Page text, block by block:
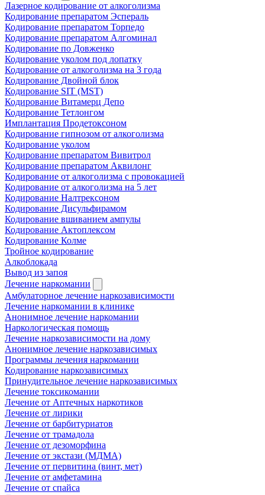
Лазерное кодирование от алкоголизма
Кодирование препаратом Эспераль
Кодирование препаратом Торпедо
Кодирование препаратом Алгоминал
Кодирование по Довженко
Кодирование уколом под лопатку
Кодирование от алкоголизма на 3 года
Кодирование Двойной блок
Кодирование SIT (MST)
Кодирование Витамерц Депо
Кодирование Тетлонгом
Имплантация Продетоксоном
Кодирование гипнозом от алкоголизма
Кодирование уколом
Кодирование препаратом Вивитрол
Кодирование препаратом Аквилонг
Кодирование от алкоголизма с провокацией
Кодирование от алкоголизма на 5 лет
Кодирование Налтрексоном
Кодирование Дисульфирамом
Кодирование вшиванием ампулы
Кодирование Актоплексом
Кодирование Колме
Тройное кодирование
Алкоблокада
Вывод из запоя
Лечение наркомании
Амбулаторное лечение наркозависимости
Лечение наркомании в клинике
Анонимное лечение наркомании
Наркологическая помощь
Лечение наркозависимости на дому
Анонимное лечение наркозависимых
Программы лечения наркомании
Кодирование наркозависимых
Принудительное лечение наркозависимых
Лечение токсикомании
Лечение от Аптечных наркотиков
Лечение от лирики
Лечение от барбитуриатов
Лечение от трамадола
Лечение от дезоморфина
Лечение от экстази (МДМА)
Лечение от первитина (винт, мет)
Лечение от амфетамина
Лечение от спайса